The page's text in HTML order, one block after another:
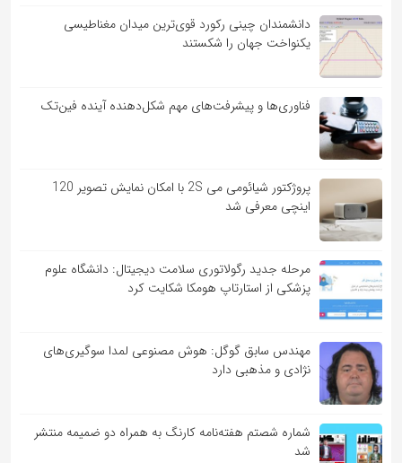
دانشمندان چینی رکورد قوی‌ترین میدان مغناطیسی
یکنواخت جهان را شکستند
فناوری‌ها و پیشرفت‌های مهم شکل‌دهنده آینده فین‌تک
پروژکتور شیائومی می 2S با امکان نمایش تصویر 120
اینچی معرفی شد
مرحله جدید رگولاتوری سلامت دیجیتال: دانشگاه علوم
پزشکی از استارتاپ هومکا شکایت کرد
مهندس سابق گوگل: هوش مصنوعی لمدا سوگیری‌های
نژادی و مذهبی دارد
شماره شصتم هفته‌نامه کارنگ به همراه دو ضمیمه منتشر
شد